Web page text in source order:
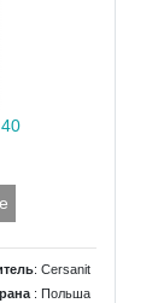
: Cersanit
: Польша